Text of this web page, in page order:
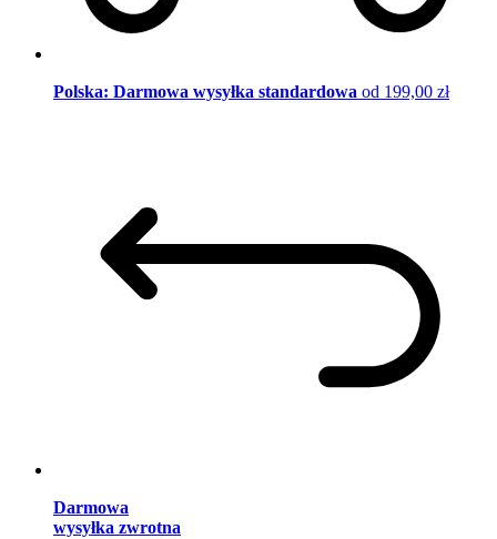
Polska: Darmowa wysyłka standardowa od 199,00 zł
Darmowa
wysyłka zwrotna